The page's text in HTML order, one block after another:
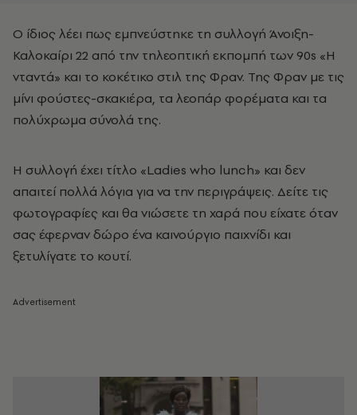
Ο ίδιος λέει πως εμπνεύστηκε τη συλλογή Άνοιξη-
Καλοκαίρι 22 από την τηλεοπτική εκπομπή των 90s «Η
νταντά» και το κοκέτικο στιλ της Φραν. Της Φραν με τις
μίνι φούστες-σκακιέρα, τα λεοπάρ φορέματα και τα
πολύχρωμα σύνολά της.
Η συλλογή έχει τίτλο «Ladies who lunch» και δεν
απαιτεί πολλά λόγια για να την περιγράψεις. Δείτε τις
φωτογραφίες και θα νιώσετε τη χαρά που είχατε όταν
σας έφερναν δώρο ένα καινούργιο παιχνίδι και
ξετυλίγατε το κουτί.